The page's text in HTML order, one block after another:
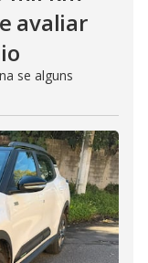
avaliar
se alguns